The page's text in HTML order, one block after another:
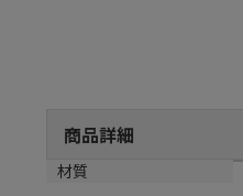
商品詳細
サイズ
材質